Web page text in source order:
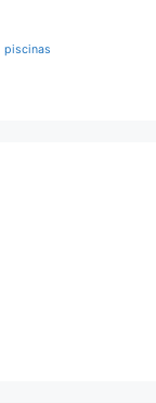
piscinas